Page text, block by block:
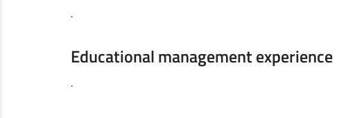
.
Educational management experience
.